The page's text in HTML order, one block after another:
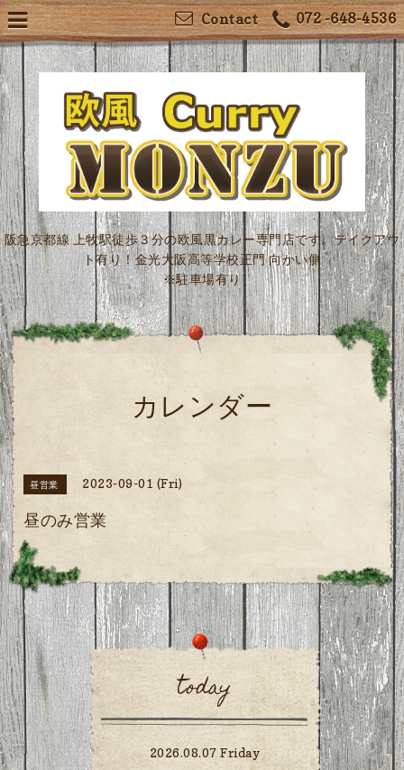
072 -648-4536
Contact
阪急京都線 上牧駅徒歩３分の欧風黒カレー専門店です。テイクアウ
ト有り！金光大阪高等学校正門 向かい側
※駐車場有り
カレンダー
昼営業 2023-09-01 (Fri)
昼のみ営業
today
2026.08.07 Friday